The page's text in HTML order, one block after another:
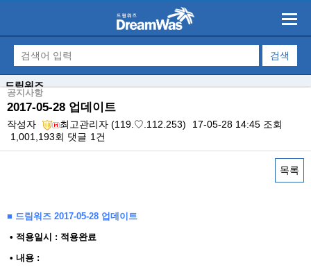
드림워즈
공지사항
2017-05-28 업데이트
작성자 최고관리자 (119.♡.112.253) 17-05-28 14:45 조회
1,001,193회 댓글 1건
목록
■ 드림워즈 2017-05-28 업데이트
​ • 적용일시 : 적용완료
• 내용 : ​